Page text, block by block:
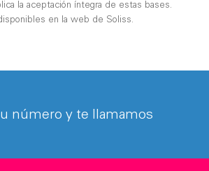
la aceptación íntegra de estas bases.
en la web de Soliss.
número y te llamamos